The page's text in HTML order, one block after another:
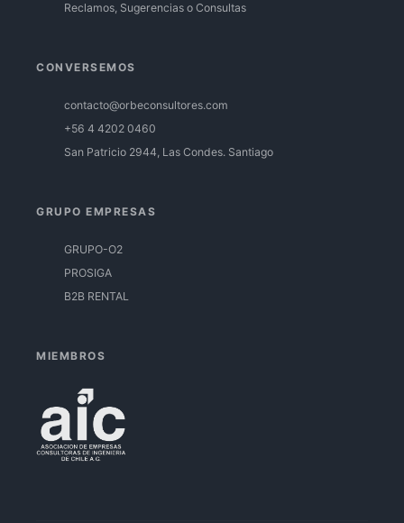
Reclamos, Sugerencias o Consultas
CONVERSEMOS
contacto@orbeconsultores.com
+56 4 4202 0460
San Patricio 2944, Las Condes. Santiago
GRUPO EMPRESAS
GRUPO-O2
PROSIGA
B2B RENTAL
MIEMBROS